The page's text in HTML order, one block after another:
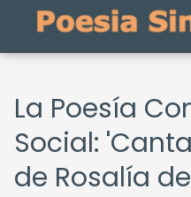
La Poesía
Social:
de Rosalía